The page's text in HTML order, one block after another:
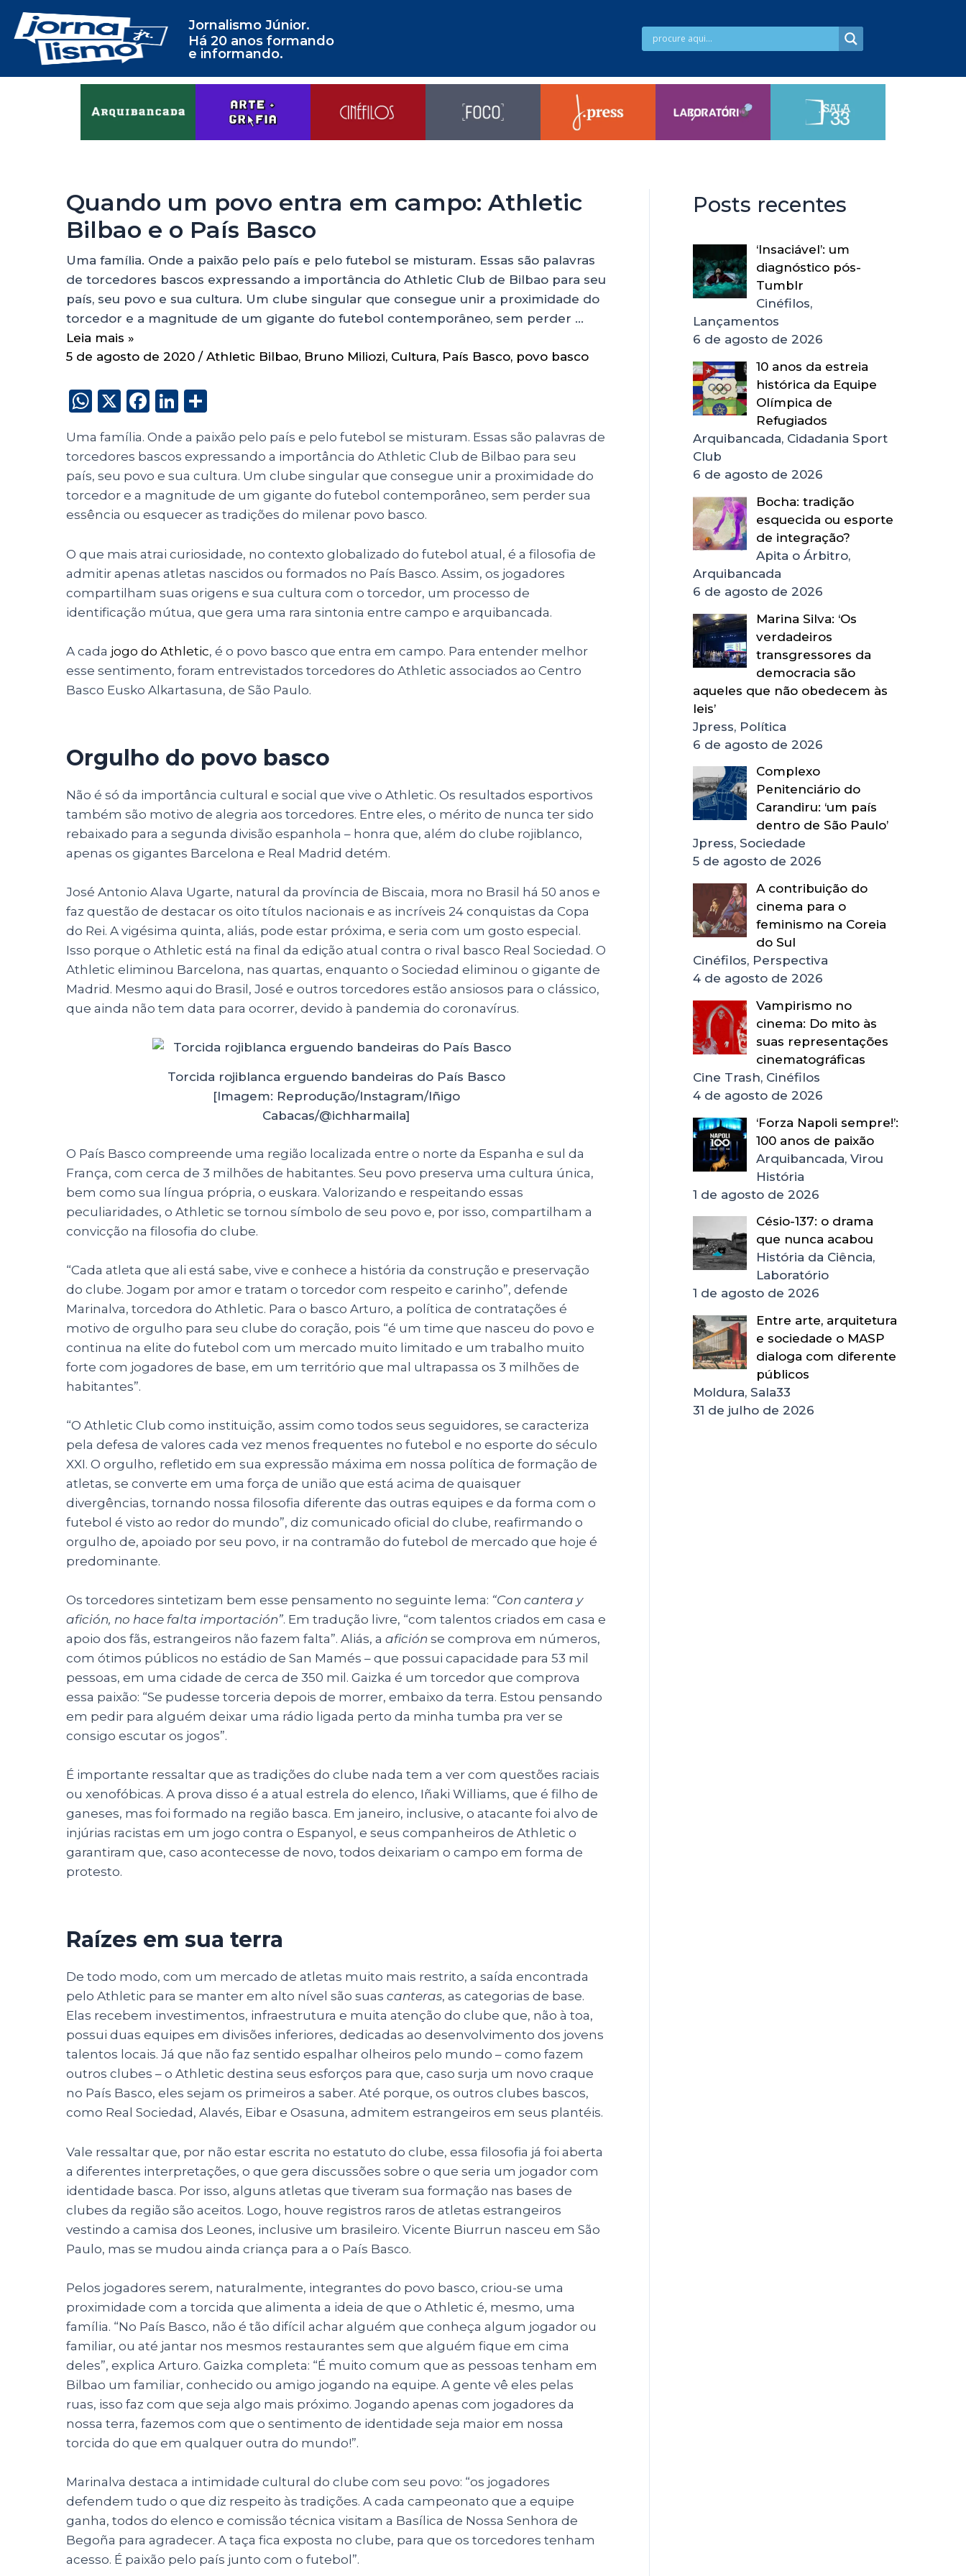
Jornalismo Júnior.
Há 20 anos formando
e informando.
Quando um povo entra em campo: Athletic
Bilbao e o País Basco
Uma família. Onde a paixão pelo país e pelo futebol se misturam. Essas são palavras
de torcedores bascos expressando a importância do Athletic Club de Bilbao para seu
país, seu povo e sua cultura. Um clube singular que consegue unir a proximidade do
torcedor e a magnitude de um gigante do futebol contemporâneo, sem perder …
Leia mais »
5 de agosto de 2020 / Athletic Bilbao, Bruno Miliozi, Cultura, País Basco, povo basco
W
a
ts
A
p
X
F
c
e
b
o
k
Li
k
e
dI
n
a
re
Uma família. Onde a paixão pelo país e pelo futebol se misturam. Essas são palavras de
torcedores bascos expressando a importância do Athletic Club de Bilbao para seu
país, seu povo e sua cultura. Um clube singular que consegue unir a proximidade do
torcedor e a magnitude de um gigante do futebol contemporâneo, sem perder sua
essência ou esquecer as tradições do milenar povo basco.
O que mais atrai curiosidade, no contexto globalizado do futebol atual, é a filosofia de
admitir apenas atletas nascidos ou formados no País Basco. Assim, os jogadores
compartilham suas origens e sua cultura com o torcedor, um processo de
identificação mútua, que gera uma rara sintonia entre campo e arquibancada.
A cada jogo do Athletic, é o povo basco que entra em campo. Para entender melhor
esse sentimento, foram entrevistados torcedores do Athletic associados ao Centro
Basco Eusko Alkartasuna, de São Paulo.
Orgulho do povo basco
Não é só da importância cultural e social que vive o Athletic. Os resultados esportivos
também são motivo de alegria aos torcedores. Entre eles, o mérito de nunca ter sido
rebaixado para a segunda divisão espanhola – honra que, além do clube rojiblanco,
apenas os gigantes Barcelona e Real Madrid detém.
José Antonio Alava Ugarte, natural da província de Biscaia, mora no Brasil há 50 anos e
faz questão de destacar os oito títulos nacionais e as incríveis 24 conquistas da Copa
do Rei. A vigésima quinta, aliás, pode estar próxima, e seria com um gosto especial.
Isso porque o Athletic está na final da edição atual contra o rival basco Real Sociedad. O
Athletic eliminou Barcelona, nas quartas, enquanto o Sociedad eliminou o gigante de
Madrid. Mesmo aqui do Brasil, José e outros torcedores estão ansiosos para o clássico,
que ainda não tem data para ocorrer, devido à pandemia do coronavírus.
Torcida rojiblanca erguendo bandeiras do País Basco
[Imagem: Reprodução/Instagram/Iñigo
Cabacas/@ichharmaila]
O País Basco compreende uma região localizada entre o norte da Espanha e sul da
França, com cerca de 3 milhões de habitantes. Seu povo preserva uma cultura única,
bem como sua língua própria, o euskara. Valorizando e respeitando essas
peculiaridades, o Athletic se tornou símbolo de seu povo e, por isso, compartilham a
convicção na filosofia do clube.
“Cada atleta que ali está sabe, vive e conhece a história da construção e preservação
do clube. Jogam por amor e tratam o torcedor com respeito e carinho”, defende
Marinalva, torcedora do Athletic. Para o basco Arturo, a política de contratações é
motivo de orgulho para seu clube do coração, pois “é um time que nasceu do povo e
continua na elite do futebol com um mercado muito limitado e um trabalho muito
forte com jogadores de base, em um território que mal ultrapassa os 3 milhões de
habitantes”.
“O Athletic Club como instituição, assim como todos seus seguidores, se caracteriza
pela defesa de valores cada vez menos frequentes no futebol e no esporte do século
XXI. O orgulho, refletido em sua expressão máxima em nossa política de formação de
atletas, se converte em uma força de união que está acima de quaisquer
divergências, tornando nossa filosofia diferente das outras equipes e da forma com o
futebol é visto ao redor do mundo”, diz comunicado oficial do clube, reafirmando o
orgulho de, apoiado por seu povo, ir na contramão do futebol de mercado que hoje é
predominante.
Os torcedores sintetizam bem esse pensamento no seguinte lema: “Con cantera y
afición, no hace falta importación”. Em tradução livre, “com talentos criados em casa e
apoio dos fãs, estrangeiros não fazem falta”. Aliás, a afición se comprova em números,
com ótimos públicos no estádio de San Mamés – que possui capacidade para 53 mil
pessoas, em uma cidade de cerca de 350 mil. Gaizka é um torcedor que comprova
essa paixão: “Se pudesse torceria depois de morrer, embaixo da terra. Estou pensando
em pedir para alguém deixar uma rádio ligada perto da minha tumba pra ver se
consigo escutar os jogos”.
É importante ressaltar que as tradições do clube nada tem a ver com questões raciais
ou xenofóbicas. A prova disso é a atual estrela do elenco, Iñaki Williams, que é filho de
ganeses, mas foi formado na região basca. Em janeiro, inclusive, o atacante foi alvo de
injúrias racistas em um jogo contra o Espanyol, e seus companheiros de Athletic o
garantiram que, caso acontecesse de novo, todos deixariam o campo em forma de
protesto.
Raízes em sua terra
De todo modo, com um mercado de atletas muito mais restrito, a saída encontrada
pelo Athletic para se manter em alto nível são suas canteras, as categorias de base.
Elas recebem investimentos, infraestrutura e muita atenção do clube que, não à toa,
possui duas equipes em divisões inferiores, dedicadas ao desenvolvimento dos jovens
talentos locais. Já que não faz sentido espalhar olheiros pelo mundo – como fazem
outros clubes – o Athletic destina seus esforços para que, caso surja um novo craque
no País Basco, eles sejam os primeiros a saber. Até porque, os outros clubes bascos,
como Real Sociedad, Alavés, Eibar e Osasuna, admitem estrangeiros em seus plantéis.
Vale ressaltar que, por não estar escrita no estatuto do clube, essa filosofia já foi aberta
a diferentes interpretações, o que gera discussões sobre o que seria um jogador com
identidade basca. Por isso, alguns atletas que tiveram sua formação nas bases de
clubes da região são aceitos. Logo, houve registros raros de atletas estrangeiros
vestindo a camisa dos Leones, inclusive um brasileiro. Vicente Biurrun nasceu em São
Paulo, mas se mudou ainda criança para a o País Basco.
Pelos jogadores serem, naturalmente, integrantes do povo basco, criou-se uma
proximidade com a torcida que alimenta a ideia de que o Athletic é, mesmo, uma
família. “No País Basco, não é tão difícil achar alguém que conheça algum jogador ou
familiar, ou até jantar nos mesmos restaurantes sem que alguém fique em cima
deles”, explica Arturo. Gaizka completa: “É muito comum que as pessoas tenham em
Bilbao um familiar, conhecido ou amigo jogando na equipe. A gente vê eles pelas
ruas, isso faz com que seja algo mais próximo. Jogando apenas com jogadores da
nossa terra, fazemos com que o sentimento de identidade seja maior em nossa
torcida do que em qualquer outra do mundo!”.
Marinalva destaca a intimidade cultural do clube com seu povo: “os jogadores
defendem tudo o que diz respeito às tradições. A cada campeonato que a equipe
ganha, todos do elenco e comissão técnica visitam a Basílica de Nossa Senhora de
Begoña para agradecer. A taça fica exposta no clube, para que os torcedores tenham
acesso. É paixão pelo país junto com o futebol”.
Posts recentes
‘Insaciável’: um
diagnóstico pós-
Tumblr
Cinéfilos,
Lançamentos
6 de agosto de 2026
10 anos da estreia
histórica da Equipe
Olímpica de
Refugiados
Arquibancada, Cidadania Sport
Club
6 de agosto de 2026
Bocha: tradição
esquecida ou esporte
de integração?
Apita o Árbitro,
Arquibancada
6 de agosto de 2026
Marina Silva: ‘Os
verdadeiros
transgressores da
democracia são
aqueles que não obedecem às
leis’
Jpress, Política
6 de agosto de 2026
Complexo
Penitenciário do
Carandiru: ‘um país
dentro de São Paulo’
Jpress, Sociedade
5 de agosto de 2026
A contribuição do
cinema para o
feminismo na Coreia
do Sul
Cinéfilos, Perspectiva
4 de agosto de 2026
Vampirismo no
cinema: Do mito às
suas representações
cinematográficas
Cine Trash, Cinéfilos
4 de agosto de 2026
‘Forza Napoli sempre!’:
100 anos de paixão
Arquibancada, Virou
História
1 de agosto de 2026
Césio-137: o drama
que nunca acabou
História da Ciência,
Laboratório
1 de agosto de 2026
Entre arte, arquitetura
e sociedade o MASP
dialoga com diferente
públicos
Moldura, Sala33
31 de julho de 2026